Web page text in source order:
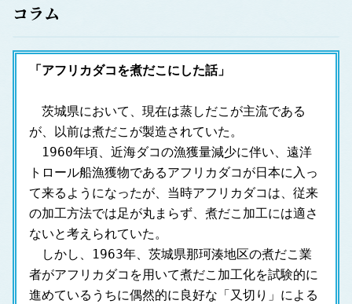
コラム
「アフリカダコを煮だこにした話」
茨城県において、現在は蒸しだこが主流である
が、以前は煮だこが製造されていた。
1960年頃、近海ダコの漁獲量減少に伴い、遠洋
トロール船漁獲物であるアフリカダコが日本に入っ
て来るようになったが、当時アフリカダコは、従来
の加工方法では足が丸まらず、煮だこ加工には適さ
ないと考えられていた。
しかし、1963年、茨城県那珂湊地区の煮だこ業
者がアフリカダコを用いて煮だこ加工化を試験的に
進めているうちに偶然的に良好な「又切り」による